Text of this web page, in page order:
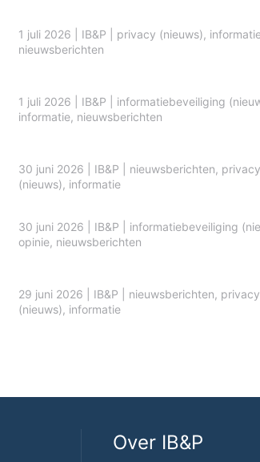
1 juli 2026 IB&P privacy (nieuws),
nieuwsberichten
1 juli 2026 IB&P informatiebeveiliging
informatie, nieuwsberichten
30 juni 2026 IB&P nieuwsberichten, privacy
(nieuws), informatie
30 juni 2026 IB&P informatiebeveiliging
opinie, nieuwsberichten
29 juni 2026 IB&P nieuwsberichten, privacy
(nieuws), informatie
Over IB&P